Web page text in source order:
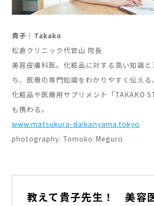
貴子｜Takako
松倉クリニック代官山 院長
美容皮膚科医。化粧品に対する高い知識
ち、医療の専門知識をわかりやすく伝え
化粧品や医療用サプリメント「TAKAKO
も携わる。
www.matsukura-daikanyama.tokyo
photography: Tomoko Meguro
教えて貴子先生！ 美容